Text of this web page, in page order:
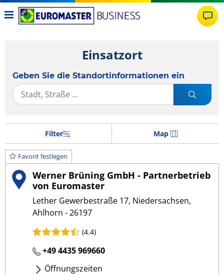
Einsatzort
Geben Sie die Standortinformationen ein
Filter Map
Favorit festlegen
Werner Brüning GmbH - Partnerbetrieb
von Euromaster
Lether Gewerbestraße 17, Niedersachsen,
Ahlhorn - 26197
(4.4)
+49 4435 969660
Öffnungszeiten